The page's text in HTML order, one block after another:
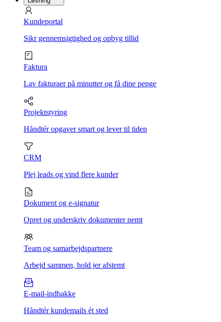
Kundeportal
Sikr gennemsigtighed og opbyg tillid
Faktura
Lav fakturaer på minutter og få dine penge
Projektstyring
Håndtér opgaver smart og lever til tiden
CRM
Plej leads og vind flere kunder
Dokument og e-signatur
Opret og underskriv dokumenter nemt
Team og samarbejdspartnere
Arbejd sammen, hold jer afstemt
E-mail-indbakke
Håndtér kundemails ét sted